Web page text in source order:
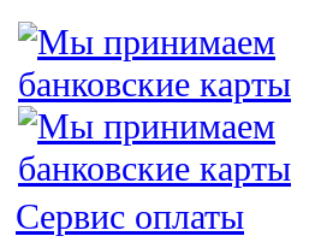
Сервис оплаты